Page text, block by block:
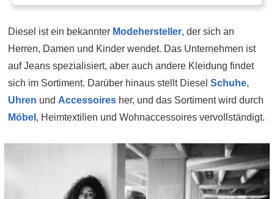
Diesel ist ein bekannter Modehersteller, der sich an
Herren, Damen und Kinder wendet. Das Unternehmen ist
auf Jeans spezialisiert, aber auch andere Kleidung findet
sich im Sortiment. Darüber hinaus stellt Diesel Schuhe,
Uhren und Accessoires her, und das Sortiment wird durch
Möbel , Heimtextilien und Wohnaccessoires vervollständigt.